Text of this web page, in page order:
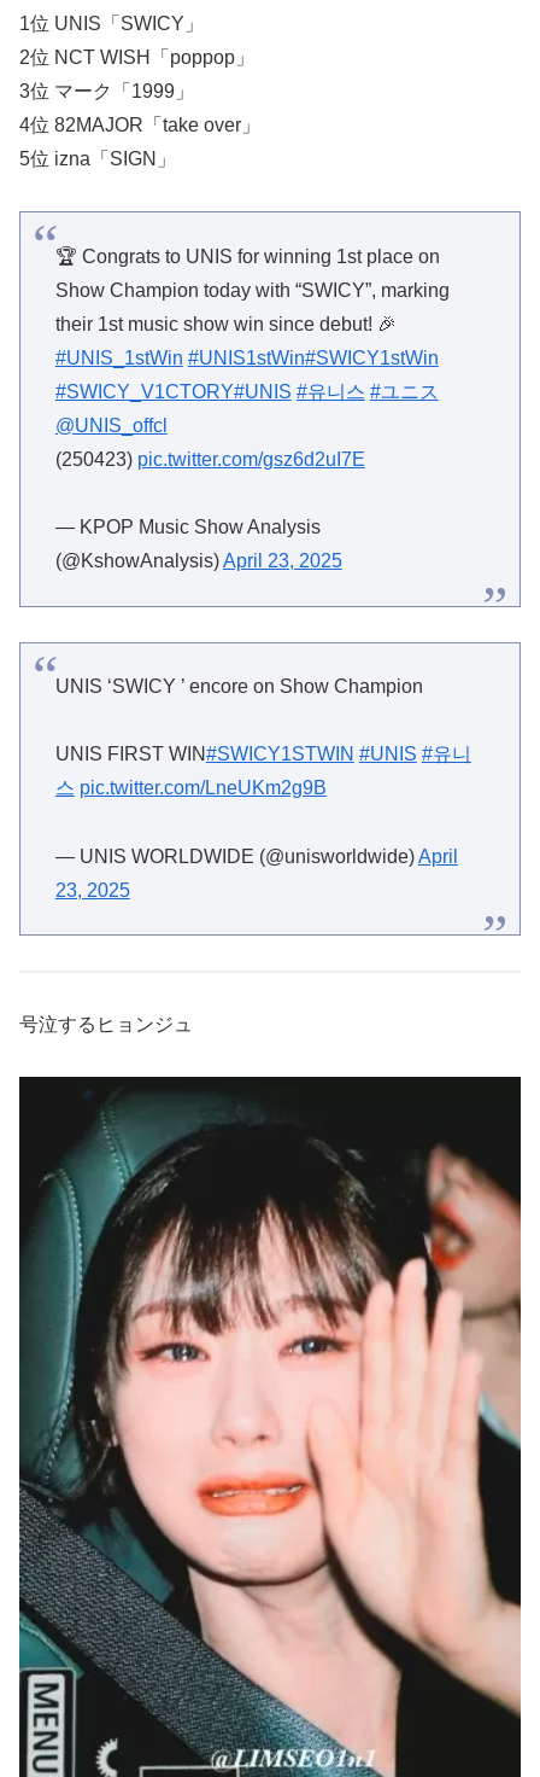
1位 UNIS「SWICY」
2位 NCT WISH「poppop」
3位 マーク「1999」
4位 82MAJOR「take over」
5位 izna「SIGN」
🏆 Congrats to UNIS for winning 1st place on
Show Champion today with “SWICY”, marking
their 1st music show win since debut! 🎉
#UNIS_1stWin #UNIS1stWin#SWICY1stWin
#SWICY_V1CTORY#UNIS #유니스 #ユニス
@UNIS_offcl
(250423) pic.twitter.com/gsz6d2uI7E
— KPOP Music Show Analysis
(@KshowAnalysis)April 23, 2025
UNIS FIRST WIN#SWICY1STWIN
— UNIS WORLDWIDE (@unisworldwide)